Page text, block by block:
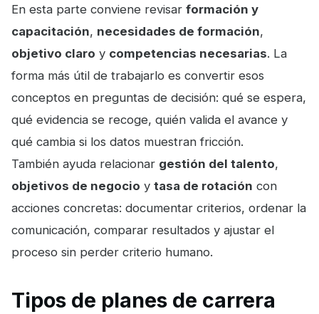
En esta parte conviene revisar formación y
capacitación, necesidades de formación,
objetivo claro y competencias necesarias. La
forma más útil de trabajarlo es convertir esos
conceptos en preguntas de decisión: qué se espera,
qué evidencia se recoge, quién valida el avance y
qué cambia si los datos muestran fricción.
También ayuda relacionar gestión del talento,
objetivos de negocio y tasa de rotación con
acciones concretas: documentar criterios, ordenar la
comunicación, comparar resultados y ajustar el
proceso sin perder criterio humano.
Tipos de planes de carrera